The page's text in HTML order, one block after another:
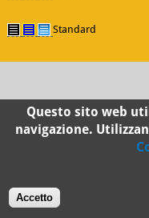
Standard
Questo sito web
navigazione.
Accetto